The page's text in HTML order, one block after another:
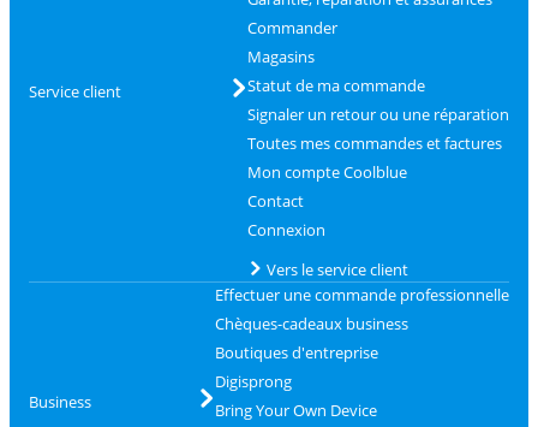
Service client
Commander
Magasins
Statut de ma commande
Signaler un retour ou une réparation
Toutes mes commandes et factures
Mon compte Coolblue
Contact
Connexion
Vers le service client
Business
Effectuer une commande professionnelle
Chèques-cadeaux business
Boutiques d'entreprise
Digisprong
Bring Your Own Device